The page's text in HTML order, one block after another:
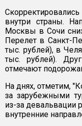
внутри страны.
Москвы в Сочи
Перелет в Санкт-
тыс. рублей), в
тыс. рублей).
отмечают
На днях, отметим,
за зарубежными
из-за девальвации
внутренние